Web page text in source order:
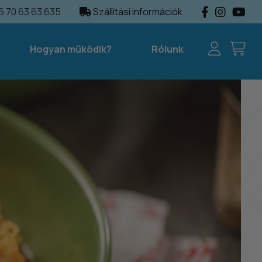
70 63 63 635 Szállítási információk
Hogyan működik? Rólunk